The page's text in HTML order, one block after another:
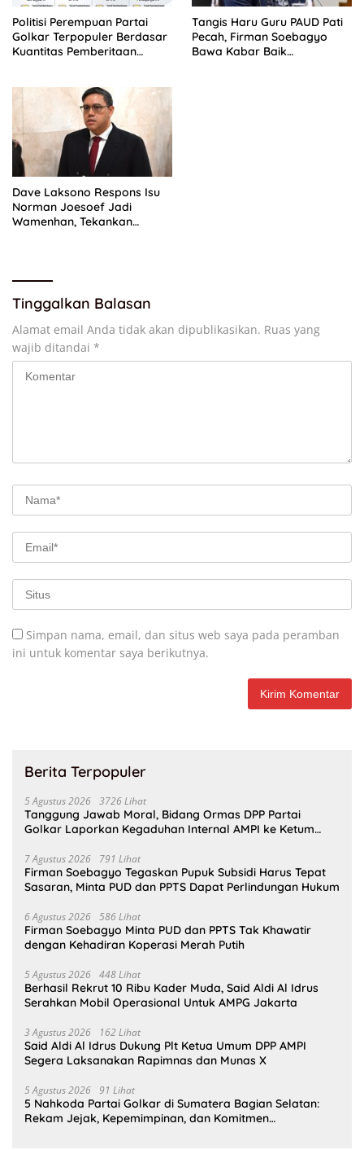
Politisi Perempuan Partai
Golkar Terpopuler Berdasar
Kuantitas Pemberitaan
Tangis Haru Guru PAUD Pati
Pecah, Firman Soebagyo
Bawa Kabar Baik
Dave Laksono Respons Isu
Norman Joesoef Jadi
Wamenhan, Tekankan
Tinggalkan Balasan
Alamat email Anda tidak akan dipublikasikan. Ruas yang
wajib ditandai *
Simpan nama, email, dan situs web saya pada peramban
ini untuk komentar saya berikutnya.
Berita Terpopuler
5 Agustus 2026 3726 Lihat
Tanggung Jawab Moral, Bidang Ormas DPP Partai
Golkar Laporkan Kegaduhan Internal AMPI ke Ketum
7 Agustus 2026 791 Lihat
Firman Soebagyo Tegaskan Pupuk Subsidi Harus Tepat
Sasaran, Minta PUD dan PPTS Dapat Perlindungan Hukum
6 Agustus 2026 586 Lihat
Firman Soebagyo Minta PUD dan PPTS Tak Khawatir
dengan Kehadiran Koperasi Merah Putih
5 Agustus 2026 448 Lihat
Berhasil Rekrut 10 Ribu Kader Muda, Said Aldi Al Idrus
Serahkan Mobil Operasional Untuk AMPG Jakarta
3 Agustus 2026 162 Lihat
Said Aldi Al Idrus Dukung Plt Ketua Umum DPP AMPI
Segera Laksanakan Rapimnas dan Munas X
5 Agustus 2026 91 Lihat
5 Nahkoda Partai Golkar di Sumatera Bagian Selatan:
Rekam Jejak, Kepemimpinan, dan Komitmen